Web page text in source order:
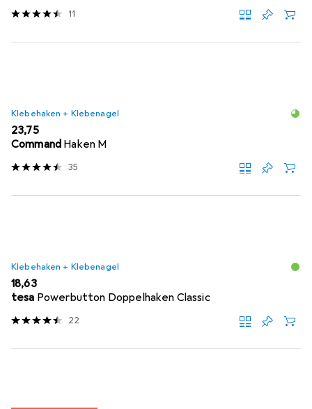
11
Klebehaken + Klebenagel
EUR
23,75
Command Haken M
35
Klebehaken + Klebenagel
EUR
18,63
tesa Powerbutton Doppelhaken Classic
22